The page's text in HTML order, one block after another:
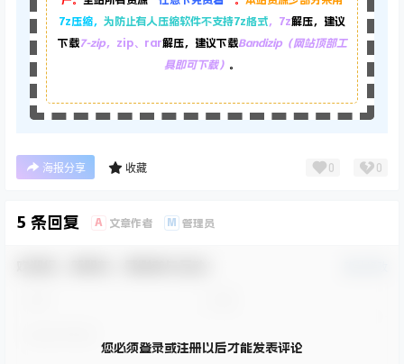
7z压缩， 为防止有人压缩软件不支持7z格式，7z解压，建议
下载7-zip，zip、rar解压，建议下载Bandizip（网站顶部工
具即可下载） 。
海报分享 收藏 0 0
5 条回复 A 文章作者 M 管理员
您必须登录或注册以后才能发表评论